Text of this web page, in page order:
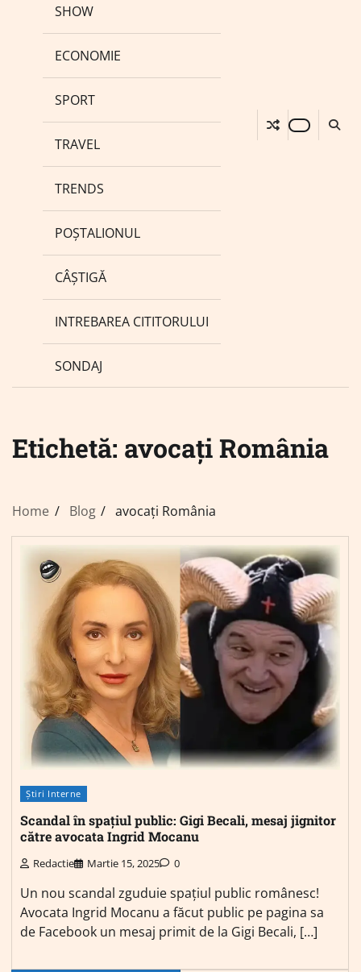
SHOW
ECONOMIE
SPORT
TRAVEL
TRENDS
POȘTALIONUL
CÂȘTIGĂ
INTREBAREA CITITORULUI
SONDAJ
Etichetă: avocați România
Home Blog avocați România
Știri Interne
Scandal în spațiul public: Gigi Becali, mesaj jignitor
către avocata Ingrid Mocanu
Redactie Martie 15, 2025 0
Un nou scandal zguduie spațiul public românesc!
Avocata Ingrid Mocanu a făcut public pe pagina sa
de Facebook un mesaj primit de la Gigi Becali, […]